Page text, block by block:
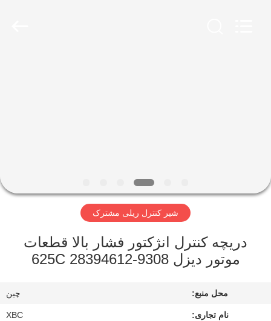
های
کارخانه
شیر کنترل ریلی مشترک
دریچه کنترل انژکتور فشار بالا قطعات
موتور دیزل 9308-625C 28394612
محل منبع: چین
نام تجاری: XBC